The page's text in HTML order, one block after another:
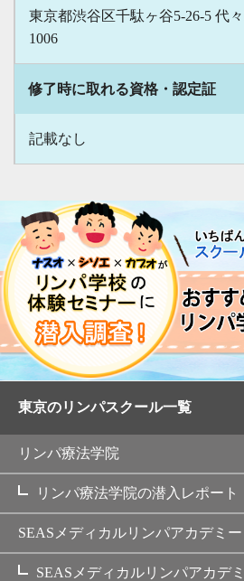
東京都渋谷区千駄ヶ谷5-26-5 代
1006
修了時に取れる資格・認定証
記載なし
東京のリンパスクール一覧
リンパ療法学院
リンパ療法学院の潜入レポート
SEASメディカルリンパアカデミー
SEASメディカルリンパアカデ